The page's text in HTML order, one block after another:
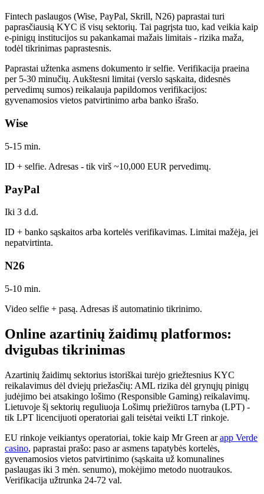
Fintech paslaugos (Wise, PayPal, Skrill, N26) paprastai turi
paprasčiausią KYC iš visų sektorių. Tai pagrįsta tuo, kad veikia kaip
e-pinigų institucijos su pakankamai mažais limitais - rizika maža,
todėl tikrinimas paprastesnis.
Paprastai užtenka asmens dokumento ir selfie. Verifikacija praeina
per 5-30 minučių. Aukštesni limitai (verslo sąskaita, didesnės
pervedimų sumos) reikalauja papildomos verifikacijos:
gyvenamosios vietos patvirtinimo arba banko išrašo.
Wise
5-15 min.
ID + selfie. Adresas - tik virš ~10,000 EUR pervedimų.
PayPal
Iki 3 d.d.
ID + banko sąskaitos arba kortelės verifikavimas. Limitai mažėja, jei
nepatvirtinta.
N26
5-10 min.
Video selfie + pasą. Adresas iš automatinio tikrinimo.
Online azartinių žaidimų platformos:
dvigubas tikrinimas
Azartinių žaidimų sektorius istoriškai turėjo griežtesnius KYC
reikalavimus dėl dviejų priežasčių: AML rizika dėl grynųjų pinigų
judėjimo bei atsakingo lošimo (Responsible Gaming) reikalavimų.
Lietuvoje šį sektorių reguliuoja Lošimų priežiūros tarnyba (LPT) -
tik LPT licencijuoti operatoriai gali teisėtai veikti LT rinkoje.
EU rinkoje veikiantys operatoriai, tokie kaip Mr Green ar app Verde
casino, paprastai prašo: paso ar asmens tapatybės kortelės,
gyvenamosios vietos patvirtinimo (sąskaita už komunalines
paslaugas iki 3 mėn. senumo), mokėjimo metodo nuotraukos.
Verifikacija užtrunka 24-72 val.